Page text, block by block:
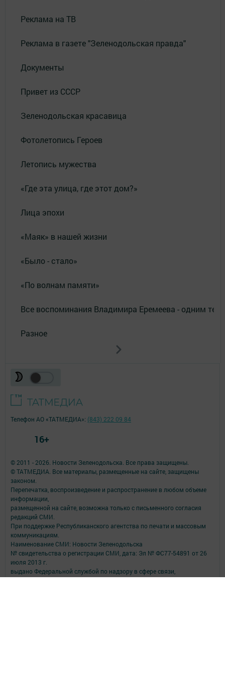
Реклама на ТВ
Реклама в газете "Зеленодольская правда"
Документы
Привет из СССР
Зеленодольская красавица
Фотолетопись Героев
Летопись мужества
«Где эта улица, где этот дом?»
Лица эпохи
«Маяк» в нашей жизни
«Было - стало»
«По волнам памяти»
Все воспоминания Владимира Еремеева - одним
Разное
© 2011 - 2026. Новости Зеленодольска. Все права защищены.
© ТАТМЕДИА. Все материалы, размещенные на сайте, защищены
законом.
Перепечатка, воспроизведение и распространение в любом объеме
информации,
размещенной на сайте, возможна только с письменного согласия
редакций СМИ.
При поддержке Республиканского агентства по печати и массовым
коммуникациям.
Наименование СМИ: Новости Зеленодольска
№ свидетельства о регистрации СМИ, дата: Эл № ФС77-54891 от 26
июля 2013 г.
выдано Федеральной службой по надзору в сфере связи,
Телефон АО «ТАТМЕДИА»: (843) 222 09 84
16+